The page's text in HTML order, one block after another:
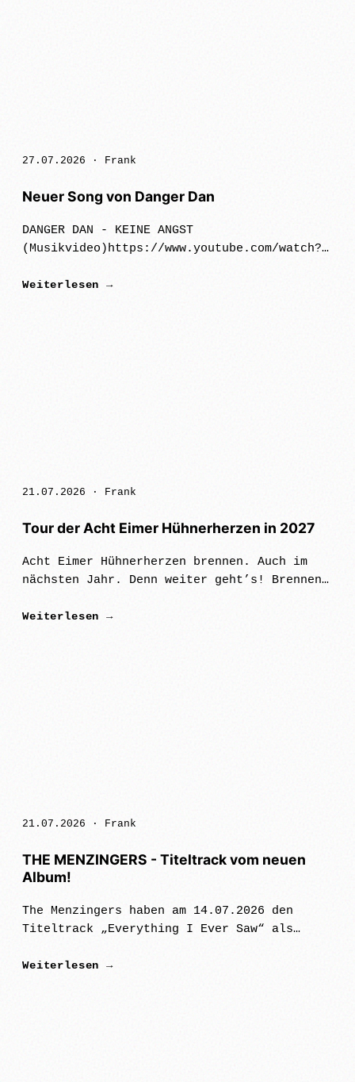
27.07.2026 · Frank
Neuer Song von Danger Dan
DANGER DAN - KEINE ANGST
(Musikvideo)https://www.youtube.com/watch?
"Keine Angst" den Titelsong seines neuen
Weiterlesen →
21.07.2026 · Frank
Tour der Acht Eimer Hühnerherzen in 2027
Acht Eimer Hühnerherzen brennen. Auch im
nächsten Jahr. Denn weiter geht’s! Brennen
für alte und ganz neue Lieder. Von Freiburg
Weiterlesen →
21.07.2026 · Frank
THE MENZINGERS - Titeltrack vom neuen
Album!
The Menzingers haben am 14.07.2026 den
Titeltrack „Everything I Ever Saw“ als
Album, das am Freitag, den 17.
Weiterlesen →